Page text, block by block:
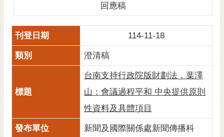
市政資訊
市民互動
黃
哲
光
花
回應稿
114-11-18
澄清稿
台南支持行政院版財劃法，葉澤
山：會議過程平和 中央提供原則
性資料及具體項目
新聞及國際關係處新聞傳播科